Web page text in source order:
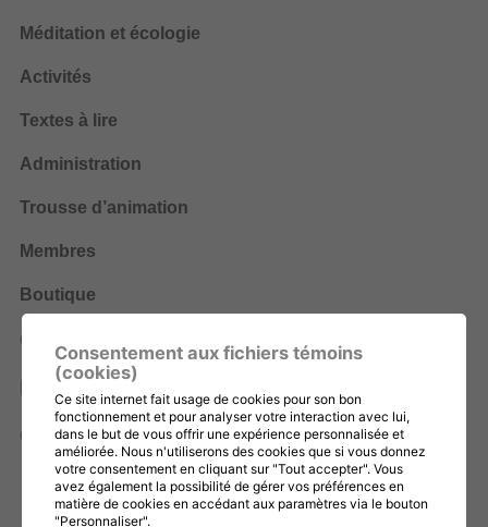
Consentement aux fichiers témoins
(cookies)
Ce site internet fait usage de cookies pour son bon
fonctionnement et pour analyser votre interaction avec lui,
dans le but de vous offrir une expérience personnalisée et
améliorée. Nous n'utiliserons des cookies que si vous donnez
votre consentement en cliquant sur "Tout accepter". Vous
avez également la possibilité de gérer vos préférences en
matière de cookies en accédant aux paramètres via le bouton
"Personnaliser".
Méditation et écologie
Activités
Textes à lire
Administration
Trousse d’animation
Membres
Boutique
Cotisation, renouvellement et Échos
Contactez-nous